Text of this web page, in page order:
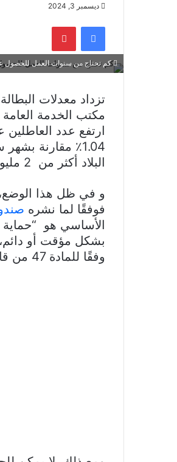
ديسمبر 3, 2024
فيسبوك بينتيريست
كم تحتاج من سنوات العمل للحصول
تزداد معدلات
مكتب الخدمة
1.04٪ مقارنة
البلاد أكثر من 2 مليون و نصف شخص.
و في ظل هذا الوضع،
فوفقًا لما نشره
الأساسي هو “حماية
وفقًا للمادة 47 من قانون العمال”.